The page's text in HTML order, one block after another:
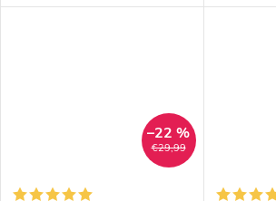
€29,99
–22 %